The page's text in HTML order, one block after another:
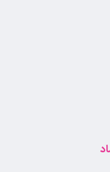
شخصی و حرفه‌ ای کاملا
می دهد.